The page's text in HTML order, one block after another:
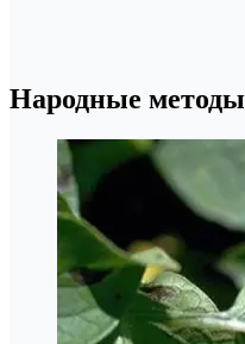
Народные методы